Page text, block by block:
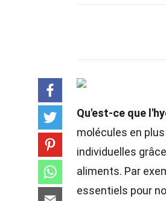
Qu'est-ce que
molécules en
individuelles
aliments. Par
essentiels pour